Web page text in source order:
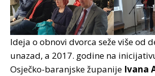
Ideja o obnovi dvorca seže više od
unazad, a 2017. godine na
Osječko-baranjske županije Ivana